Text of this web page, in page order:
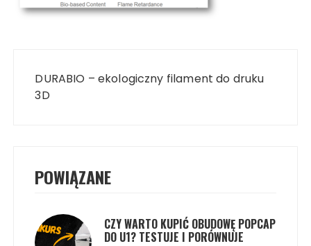
wpisu
DURABIO – ekologiczny filament do druku
3D
POWIĄZANE
CZY WARTO KUPIĆ OBUDOWĘ POPCAP
DO U1? TESTUJE I PORÓWNUJE